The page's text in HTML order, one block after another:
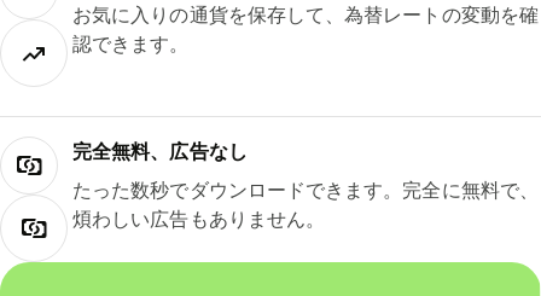
お気に入りの通貨を保存して、為替レートの変動を確
認できます。
完全無料、広告なし
たった数秒でダウンロードできます。完全に無料で、
煩わしい広告もありません。